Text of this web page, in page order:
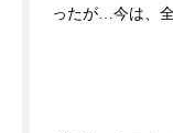
ったが…今は、全